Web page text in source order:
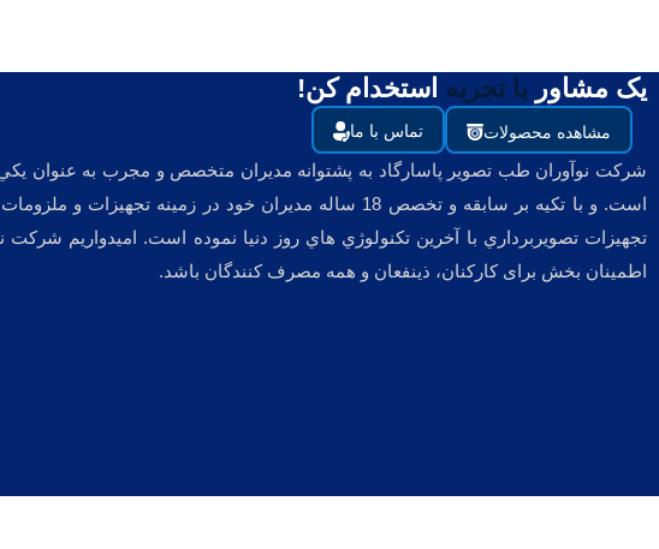
یک مشاور با تجربه استخدام کن!
مشاهده محصولات تماس با ما
است. و با تكيه بر سابقه و تخصص 18 ساله مديران خود در
تجهيزات تصويربرداري با آخرين تكنولوژي هاي روز دنيا نموده است. اميدواريم
اطمینان بخش برای کارکنان، ذینفعان و همه مصرف کنندگان باشد.